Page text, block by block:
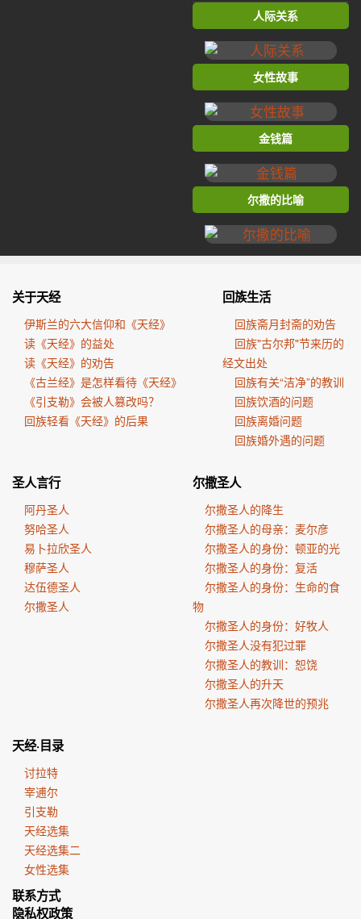
人际关系
女性故事
金钱篇
尔撒的比喻
关于天经
伊斯兰的六大信仰和《天经》
读《天经》的益处
读《天经》的劝告
《古兰经》是怎样看待《天经》
《引支勒》会被人篡改吗？
回族轻看《天经》的后果
回族生活
回族斋月封斋的劝告
回族"古尔邦"节来历的
经文出处
回族有关“洁净”的教训
回族饮酒的问题
回族离婚问题
回族婚外遇的问题
圣人言行
阿丹圣人
努哈圣人
易卜拉欣圣人
穆萨圣人
达伍德圣人
尔撒圣人
尔撒圣人
尔撒圣人的降生
尔撒圣人的母亲：麦尔彦
尔撒圣人的身份：顿亚的光
尔撒圣人的身份：复活
尔撒圣人的身份：生命的食
物
尔撒圣人的身份：好牧人
尔撒圣人没有犯过罪
尔撒圣人的教训：恕饶
尔撒圣人的升天
尔撒圣人再次降世的预兆
天经·目录
讨拉特
宰逋尔
引支勒
天经选集
天经选集二
女性选集
联系方式
隐私权政策